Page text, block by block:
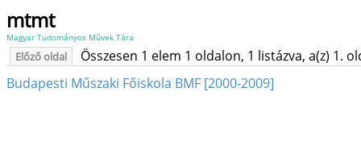
mtmt
Magyar Tudományos Művek Tára
Előző oldal
Összesen 1 elem 1 oldalon, 1 listázva, a(z) 1.
Budapesti Műszaki Főiskola BMF [2000-2009]